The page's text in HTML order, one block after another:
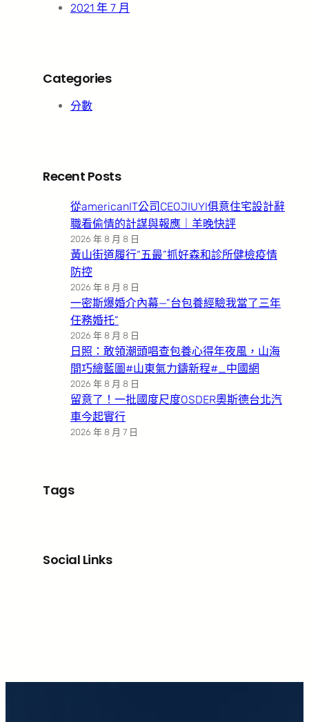
2021 年 7 月
Categories
分數
Recent Posts
從americanIT公司CEOJIUYI俱意住宅設計辭
職看偷情的計謀與報應｜羊晚快評
2026 年 8 月 8 日
黃山街道履行“五最”抓好森和診所健檢疫情
防控
2026 年 8 月 8 日
一密斯爆婚介內幕—”台包養經驗我當了三年
任務婚托”
2026 年 8 月 8 日
日照：敢領潮頭唱查包養心得年夜風，山海
間巧繪藍圖#山東氣力鑄新程#_中國網
2026 年 8 月 8 日
留意了！一批國度尺度OSDER奧斯德台北汽
車今起實行
2026 年 8 月 7 日
Tags
Social Links